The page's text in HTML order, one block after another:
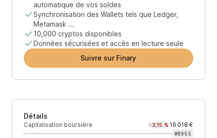
automatique de vos soldes
Synchronisation des Wallets tels que Ledger,
Metamask ...
10,000 cryptos disponibles
Données sécurisées et accès en lecture seule
Suivre sur Finary
Détails
Capitalisation boursière -3,15 % 16 018 €
#8955